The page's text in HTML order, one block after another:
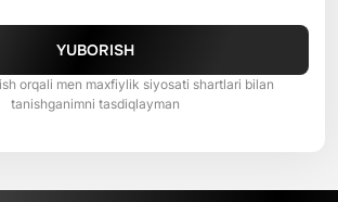
YUBORISH
orqali men maxfiylik siyosati shartlari bilan
tanishganimni tasdiqlayman